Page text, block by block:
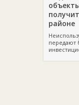
районе
передают